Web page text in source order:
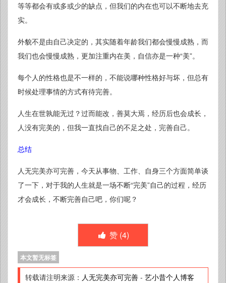
等等都会有或多或少的缺点，但我们的内在也可以不断地去充
实。
外貌不是由自己决定的，其实随着年龄我们都会慢慢成熟，而
我们也会慢慢成熟，更加注重内在美，自信亦是一种“美”。
每个人的性格也是不一样的，不能说哪种性格好与坏，但总有
时候处理事情的方式有待完善。
人生在世孰能无过？过而能改，善莫大焉，经历后也会成长，
人没有完美的，但我一直找自己的不足之处，完善自己。
总结
人无完美亦可完善，今天从事物、工作、自身三个方面简单谈
了一下，对于我的人生就是一场不断“完美”自己的过程，经历
才会成长，不断完善自己吧，你们呢？
赞 (4)
本文暂无标签
转载请注明来源： 人无完美亦可完善 - 艺小昔个人博客